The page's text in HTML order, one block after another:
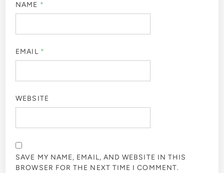
NAME *
EMAIL *
WEBSITE
SAVE MY NAME, EMAIL, AND WEBSITE IN THIS
BROWSER FOR THE NEXT TIME I COMMENT.